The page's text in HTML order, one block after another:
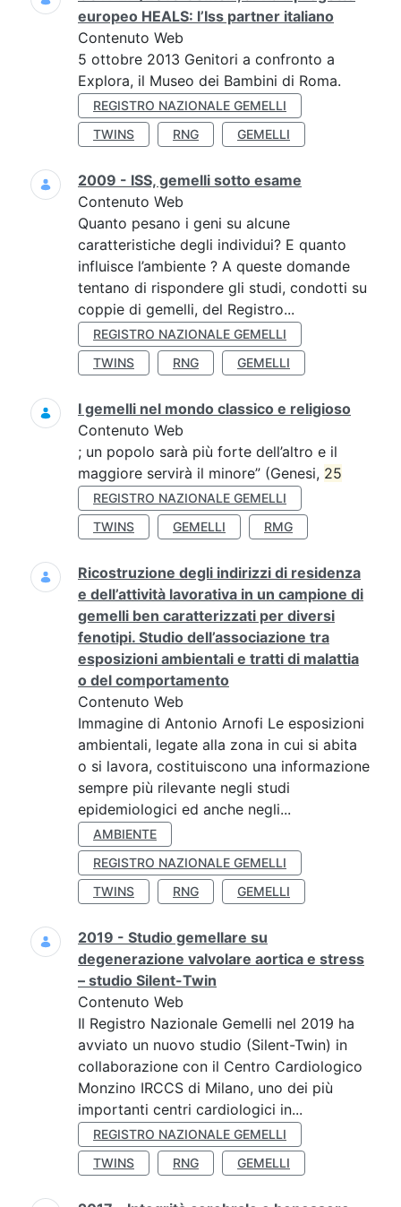
europeo HEALS: l’Iss partner italiano
Contenuto Web
5 ottobre 2013 Genitori a confronto a
Explora, il Museo dei Bambini di Roma.
REGISTRO NAZIONALE GEMELLI
TWINS
RNG GEMELLI
2009 - ISS, gemelli sotto esame
Contenuto Web
Quanto pesano i geni su alcune
caratteristiche degli individui? E quanto
influisce l’ambiente ? A queste domande
tentano di rispondere gli studi, condotti su
coppie di gemelli, del Registro...
REGISTRO NAZIONALE GEMELLI
TWINS
RNG GEMELLI
I gemelli nel mondo classico e religioso
Contenuto Web
; un popolo sarà più forte dell’altro e il
maggiore servirà il minore” (Genesi, 25
REGISTRO NAZIONALE GEMELLI
TWINS
GEMELLI RMG
Ricostruzione degli indirizzi di residenza
e dell’attività lavorativa in un campione di
gemelli ben caratterizzati per diversi
fenotipi. Studio dell’associazione tra
esposizioni ambientali e tratti di malattia
o del comportamento
Contenuto Web
Immagine di Antonio Arnofi Le esposizioni
ambientali, legate alla zona in cui si abita
o si lavora, costituiscono una informazione
sempre più rilevante negli studi
epidemiologici ed anche negli...
AMBIENTE
REGISTRO NAZIONALE GEMELLI
TWINS
RNG GEMELLI
2019 - Studio gemellare su
degenerazione valvolare aortica e stress
– studio Silent-Twin
Contenuto Web
Il Registro Nazionale Gemelli nel 2019 ha
avviato un nuovo studio (Silent-Twin) in
collaborazione con il Centro Cardiologico
Monzino IRCCS di Milano, uno dei più
importanti centri cardiologici in...
REGISTRO NAZIONALE GEMELLI
TWINS
RNG GEMELLI